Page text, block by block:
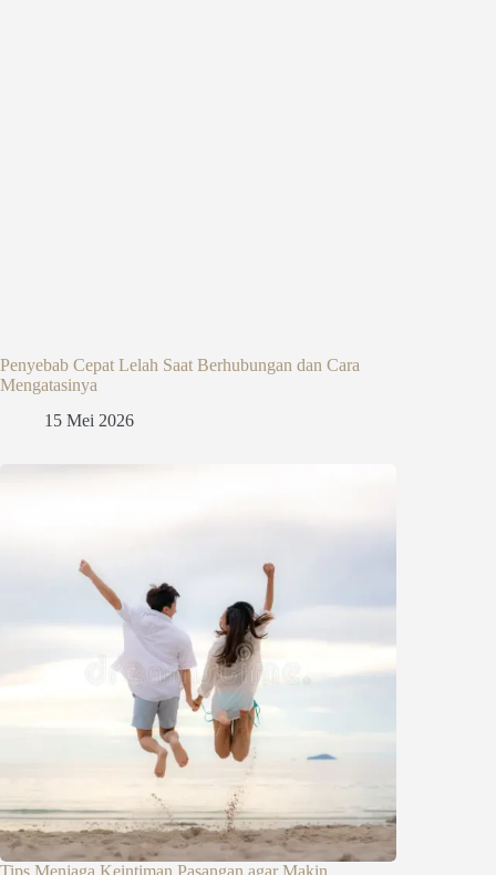
Penyebab Cepat Lelah Saat Berhubungan dan Cara
Mengatasinya
15 Mei 2026
Tips Menjaga Keintiman Pasangan agar Makin